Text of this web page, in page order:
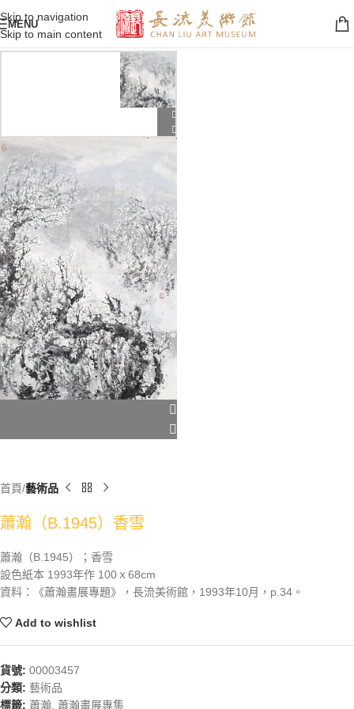
Skip to navigation
Skip to main content
MENU
首頁 藝術品
蕭瀚（B.1945）香雪
蕭瀚（B.1945）；香雪
設色紙本 1993年作 100ｘ68cm
資料：《蕭瀚畫展專題》，長流美術館，1993年10月，p.34。
Add to wishlist
貨號: 00003457
分類: 藝術品
標籤: 蕭瀚 蕭瀚畫展專集